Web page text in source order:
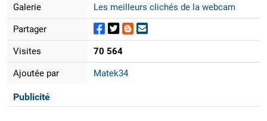
Galerie Les meilleurs clichés de la webcam
Partager
Visites 70 564
Ajoutée par Matek34
Publicité